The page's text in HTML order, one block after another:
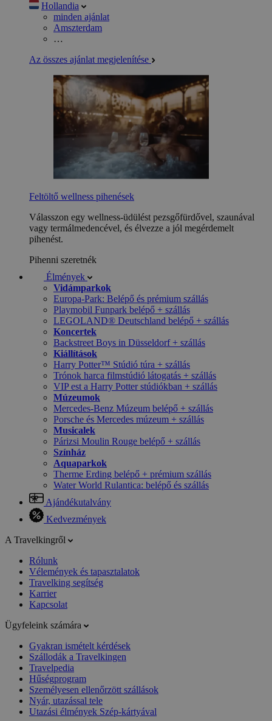
Hollandia
minden ajánlat
Amszterdam
…
Az összes ajánlat megjelenítése
Feltöltő wellness pihenések
Válasszon egy wellness-üdülést pezsgőfürdővel, szaunával
vagy termálmedencével, és élvezze a jól megérdemelt
pihenést.
Pihenni szeretnék
Élmények
Vidámparkok
Europa-Park: Belépő és prémium szállás
Playmobil Funpark belépő + szállás
LEGOLAND® Deutschland belépő + szállás
Koncertek
Backstreet Boys in Düsseldorf + szállás
Kiállítások
Harry Potter™ Stúdió túra + szállás
Trónok harca filmstúdió látogatás + szállás
VIP est a Harry Potter stúdiókban + szállás
Múzeumok
Mercedes-Benz Múzeum belépő + szállás
Porsche és Mercedes múzeum + szállás
Musicalek
Párizsi Moulin Rouge belépő + szállás
Színház
Aquaparkok
Therme Erding belépő + prémium szállás
Water World Rulantica: belépő és szállás
Ajándékutalvány
Kedvezmények
A Travelkingről
Rólunk
Vélemények és tapasztalatok
Travelking segítség
Karrier
Kapcsolat
Ügyfeleink számára
Gyakran ismételt kérdések
Szállodák a Travelkingen
Travelpedia
Hűségprogram
Személyesen ellenőrzött szállások
Nyár, utazással tele
Utazási élmények Szép-kártyával